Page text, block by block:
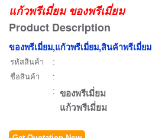
แก้วพรีเมี่ยม ของพรีเมี่ยม
Product Description
ของพรีเมี่ยม,แก้วพรีเมี่ยม,สินค้าพรีเมี่ยม
รหัสสินค้า
:
ชื่อสินค้า
:
: ของพรีเมี่ยม
แก้วพรีเมี่ยม